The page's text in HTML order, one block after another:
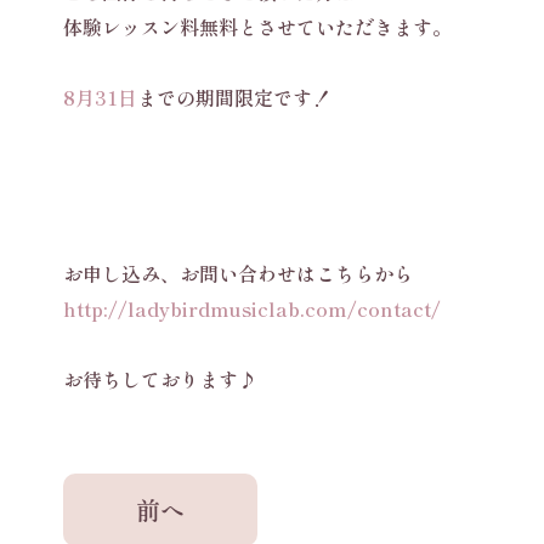
体験レッスン料無料とさせていただきます。
8月31日 までの期間限定です！
お申し込み、お問い合わせはこちらから
http://ladybirdmusiclab.com/contact/
お待ちしております♪
前へ